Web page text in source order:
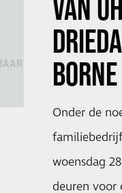
VAN
BORNE
Onder de
woensdag
deuren voor